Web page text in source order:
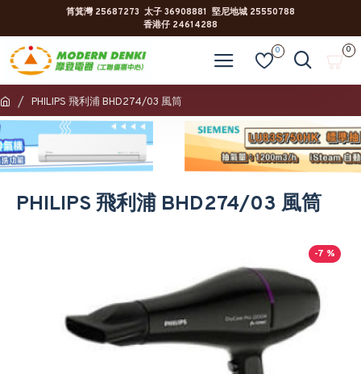
筲箕灣 25687273 太子 36908881 堅尼地城 25550788
香港仔 24614288
0 0
PHILIPS 飛利浦 BHD274/03 風筒
PHILIPS 飛利浦 BHD274/03 風筒
-7 %